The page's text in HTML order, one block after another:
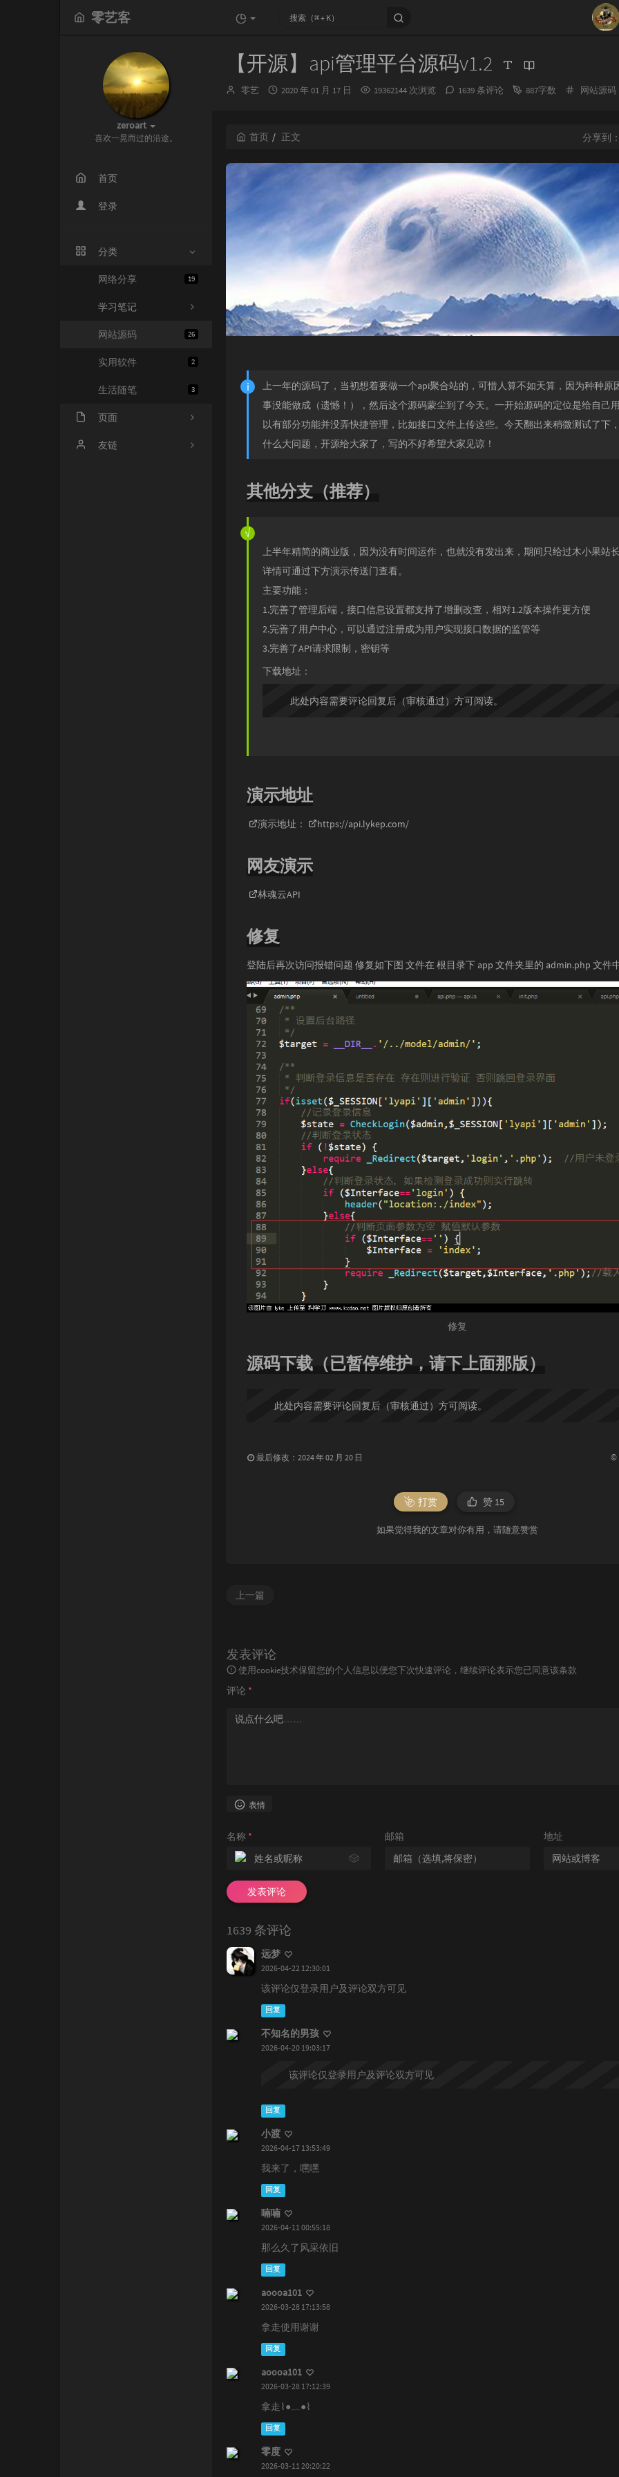
零艺客
3
5
zeroart
喜欢一晃而过的沿途。
首页
登录
分类
19
网络分享
学习笔记
26
网站源码
2
实用软件
3
生活随笔
页面
进行事宜
友链
【开源】api管理平台源码v1.2
博
零艺
发
2020 年 01 月 17 日 19362144 次浏览 1639 条评论 887字数
分
网站源码
首页 正文 分享到
上一年的源码了，当初想着要做一个api聚合站的，可惜人算不如天算，因为种种原
事没能做成（遗憾！），然后这个源码蒙尘到了今天。一开始源码的定位是给自己
以有部分功能并没弄快捷管理，比如接口文件上传这些。今天翻出来稍微测试了下
什么大问题，开源给大家了，写的不好希望大家见谅！
其他分支（推荐）
上半年精简的商业版，因为没有时间运作，也就没有发出来，期间只给过木小果站
详情可通过下方演示传送门查看。
主要功能：
1.完善了管理后端，接口信息设置都支持了增删改查，相对1.2版本操作更方便
2.完善了用户中心，可以通过注册成为用户实现接口数据的监管等
3.完善了API请求限制，密钥等
下载地址：
此处内容需要评论回复后（审核通过）方可阅读。
演示地址
演示地址： https://api.lykep.com/
网友演示
林魂云API
修复
登陆后再次访问报错问题 修复如下图 文件在 根目录下 app 文件夹里的 admin.php 文件
修复
源码下载（已暂停维护，请下上面那版）
此处内容需要评论回复后（审核通过）方可阅读。
最后修改：2024 年 02 月 20 日 ©
打赏 赞 15
如果觉得我的文章对你有用，请随意赞赏
上一篇
发表评论
使用cookie技术保留您的个人信息以便您下次快速评论，继续评论表示您已同意该条款
评论 *
表情
名称 *
🎲
邮箱 地址
发表评论
1639 条评论
远梦
2026-04-22 12:30:01
该评论仅登录用户及评论双方可见
回复
不知名的男孩
2026-04-20 19:03:17
该评论仅登录用户及评论双方可见
回复
小渡
2026-04-17 13:53:49
我来了，嘿嘿
回复
喃喃
2026-04-11 00:55:18
那么久了风采依旧
回复
aoooa101
2026-03-28 17:13:58
拿走使用谢谢
回复
aoooa101
2026-03-28 17:12:39
拿走⌇●﹏●⌇
回复
零度
2026-03-11 20:20:22